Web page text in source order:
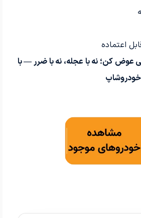
اعتماده
عوض کن؛ نه با عجله، نه با ضرر — با